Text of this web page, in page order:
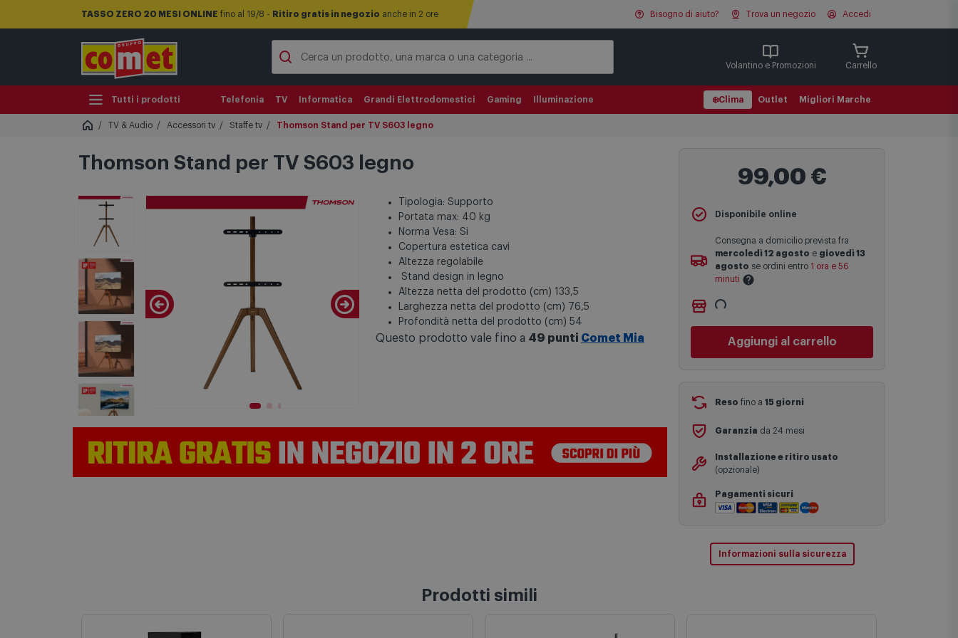
TASSO ZERO 20 MESI ONLINE fino al 19/8 - Ritiro gratis in negozio anche in 2 ore Bisogno di aiuto? Trova un negozio Accedi
Volantino e Promozioni Carrello
Tutti i prodotti Telefonia TV Informatica Grandi Elettrodomestici Gaming Illuminazione ❄️Clima Outlet Migliori Marche
TV & Audio Accessori tv Staffe tv Thomson Stand per TV S603 legno
Thomson Stand per TV S603 legno
99,00 €
Disponibile online
Consegna a domicilio prevista fra
mercoledì 12 agosto e giovedì 13
agosto se ordini entro 1 ora e 56
minuti
Le date previste per la consegna sono
una stima approssimativa basata sulle
statistiche di consegna in possesso di
logisticamente complesse come isole e
festivi e ricorrenze principali o in
Si ricorda inoltre che i prodotti
acquistati in modalità di prenotazione
uscita indicata nella pagina del
prodotto.
Ritiro gratuito presso
Garanzia da 24 mesi
(opzionale)
Pagamenti sicuri
Tipologia: Supporto
Portata max: 40 kg
Norma Vesa: Si
Copertura estetica cavi
Altezza regolabile
Stand design in legno
Altezza netta del prodotto (cm) 133,5
Larghezza netta del prodotto (cm) 76,5
Profondità netta del prodotto (cm) 54
Questo prodotto vale fino a 49 punti Comet Mia